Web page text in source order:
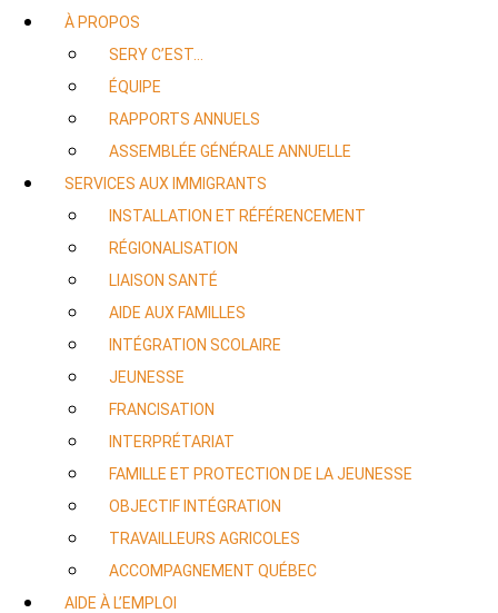
À PROPOS
SERY C’EST…
ÉQUIPE
RAPPORTS ANNUELS
ASSEMBLÉE GÉNÉRALE ANNUELLE
SERVICES AUX IMMIGRANTS
INSTALLATION ET RÉFÉRENCEMENT
RÉGIONALISATION
LIAISON SANTÉ
AIDE AUX FAMILLES
INTÉGRATION SCOLAIRE
JEUNESSE
FRANCISATION
INTERPRÉTARIAT
FAMILLE ET PROTECTION DE LA JEUNESSE
OBJECTIF INTÉGRATION
TRAVAILLEURS AGRICOLES
ACCOMPAGNEMENT QUÉBEC
AIDE À L’EMPLOI